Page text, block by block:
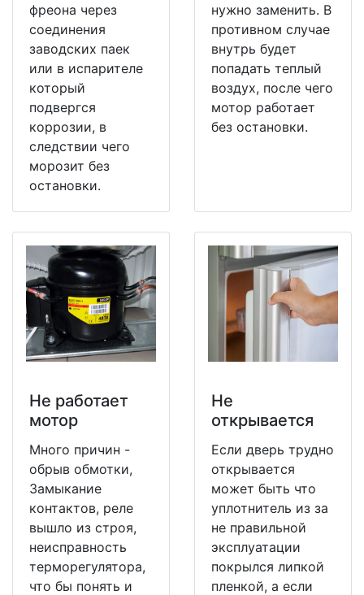
фреона через
соединения
заводских паек
или в испарителе
который
подвергся
коррозии, в
следствии чего
морозит без
остановки.
нужно заменить. В
противном случае
внутрь будет
попадать теплый
воздух, после чего
мотор работает
без остановки.
Не работает
мотор
Много причин -
обрыв обмотки,
Замыкание
контактов, реле
вышло из строя,
неисправность
терморегулятора,
что бы понять и
Не
открывается
Если дверь трудно
открывается
может быть что
уплотнитель из за
не правильной
эксплуатации
покрылся липкой
пленкой, а если